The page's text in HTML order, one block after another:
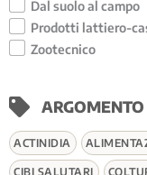
Dal suolo al campo
Prodotti lattiero-
Zootecnico
ARGOMENTO
ACTINIDIA
CIBI SALUTARI